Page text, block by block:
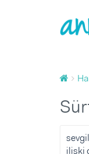
ilişki